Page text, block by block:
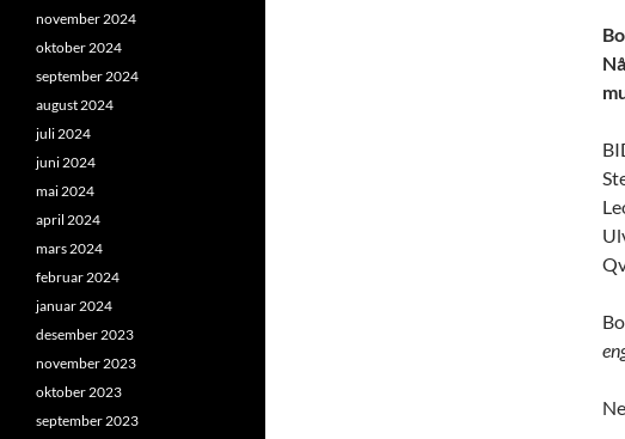
november 2024
oktober 2024
september 2024
august 2024
juli 2024
juni 2024
mai 2024
april 2024
mars 2024
februar 2024
januar 2024
desember 2023
november 2023
oktober 2023
september 2023